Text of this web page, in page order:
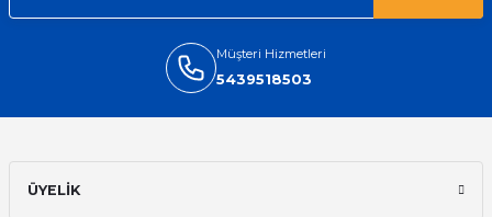
Müşteri Hizmetleri
5439518503
ÜYELİK